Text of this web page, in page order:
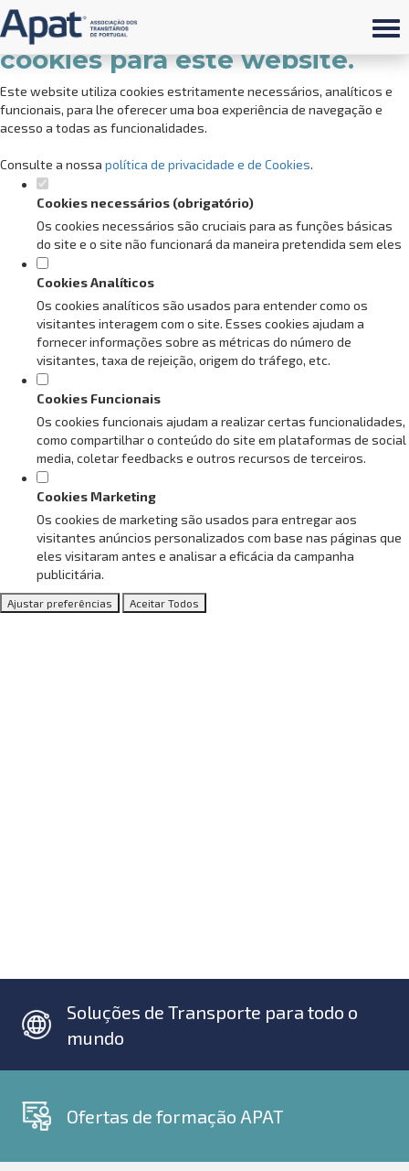
Defina as suas preferências de
cookies para este website.
Este website utiliza cookies estritamente necessários, analíticos e
funcionais, para lhe oferecer uma boa experiência de navegação e
acesso a todas as funcionalidades.
Consulte a nossa política de privacidade e de Cookies.
Cookies necessários (obrigatório)
Os cookies necessários são cruciais para as funções básicas
do site e o site não funcionará da maneira pretendida sem eles
Cookies Analíticos
Os cookies analíticos são usados para entender como os
visitantes interagem com o site. Esses cookies ajudam a
fornecer informações sobre as métricas do número de
visitantes, taxa de rejeição, origem do tráfego, etc.
Cookies Funcionais
Os cookies funcionais ajudam a realizar certas funcionalidades,
como compartilhar o conteúdo do site em plataformas de social
media, coletar feedbacks e outros recursos de terceiros.
Cookies Marketing
Os cookies de marketing são usados para entregar aos
visitantes anúncios personalizados com base nas páginas que
eles visitaram antes e analisar a eficácia da campanha
publicitária.
Ajustar preferências Aceitar Todos
Soluções de Transporte para todo o
mundo
Ofertas de formação APAT